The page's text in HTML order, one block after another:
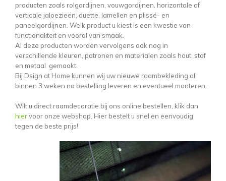
producten zoals rolgordijnen, vouwgordijnen, horizontale of
verticale jaloezieën, duette, lamellen en plissé- en
paneelgordijnen. Welk product u kiest is een kwestie van
functionaliteit en vooral van smaak.
Al deze producten worden vervolgens ook nog in
verschillende kleuren, patronen en materialen zoals hout, stof
en metaal gemaakt.
Bij Dsign at Home kunnen wij uw nieuwe raambekleding al
binnen 3 weken na bestelling leveren en eventueel monteren.
Wilt u direct raamdecoratie bij ons online bestellen, klik dan
hiervoor onze webshop. Hier bestelt u snel en eenvoudig
tegen de beste prijs!